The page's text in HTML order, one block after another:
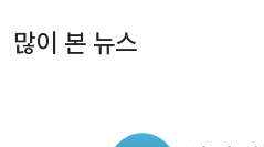
많이 본 뉴스